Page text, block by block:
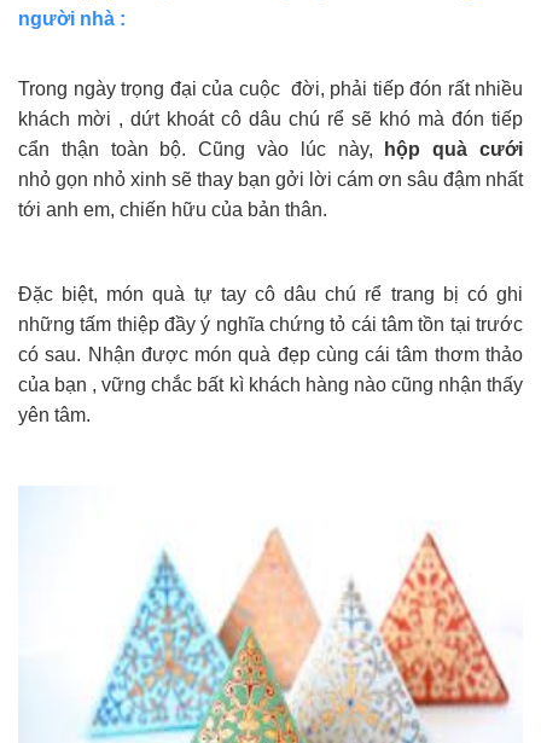
người nhà :
Trong ngày trọng đại của cuộc đời, phải tiếp đón rất nhiều
khách mời , dứt khoát cô dâu chú rể sẽ khó mà đón tiếp
cẩn thận toàn bộ. Cũng vào lúc này,
hộp quà cưới
nhỏ gọn nhỏ xinh sẽ thay bạn gởi lời cám ơn sâu đậm nhất
tới anh em, chiến hữu của bản thân.
Đặc biệt, món quà tự tay cô dâu chú rể trang bị có ghi
những tấm thiệp đầy ý nghĩa chứng tỏ cái tâm tồn tại trước
có sau. Nhận được món quà đẹp cùng cái tâm thơm thảo
của bạn , vững chắc bất kì khách hàng nào cũng nhận thấy
yên tâm.